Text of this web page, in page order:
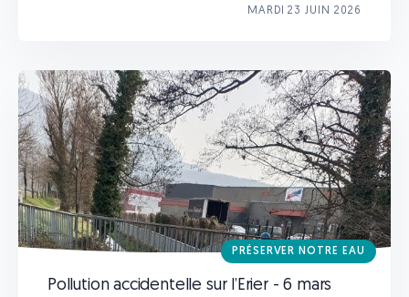
MARDI 23 JUIN 2026
PRÉSERVER NOTRE EAU
Pollution accidentelle sur l’Erier - 6 mars